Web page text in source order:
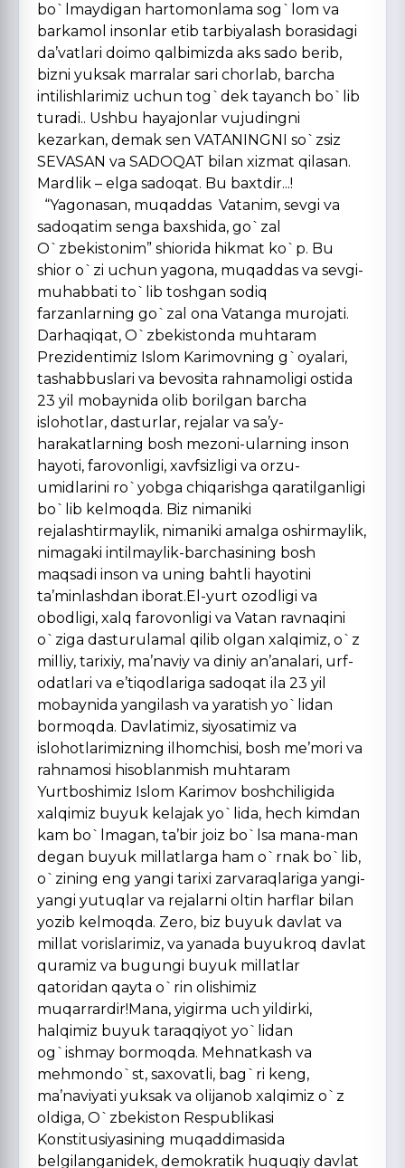
bo`lmaydigan hartomonlama sog`lom va
barkamol insonlar etib tarbiyalash borasidagi
da’vatlari doimo qalbimizda aks sado berib,
bizni yuksak marralar sari chorlab, barcha
intilishlarimiz uchun tog`dek tayanch bo`lib
turadi.. Ushbu hayajonlar vujudingni
kezarkan, demak sen VATANINGNI so`zsiz
SEVASAN va SADOQAT bilan xizmat qilasan.
Mardlik – elga sadoqat. Bu baxtdir...!
“Yagonasan, muqaddas Vatanim, sevgi va
sadoqatim senga baxshida, go`zal
O`zbekistonim” shiorida hikmat ko`p. Bu
shior o`zi uchun yagona, muqaddas va sevgi-
muhabbati to`lib toshgan sodiq
farzanlarning go`zal ona Vatanga murojati.
Darhaqiqat, O`zbekistonda muhtaram
Prezidentimiz Islom Karimovning g`oyalari,
tashabbuslari va bevosita rahnamoligi ostida
23 yil mobaynida olib borilgan barcha
islohotlar, dasturlar, rejalar va sa’y-
harakatlarning bosh mezoni-ularning inson
hayoti, farovonligi, xavfsizligi va orzu-
umidlarini ro`yobga chiqarishga qaratilganligi
bo`lib kelmoqda. Biz nimaniki
rejalashtirmaylik, nimaniki amalga oshirmaylik,
nimagaki intilmaylik-barchasining bosh
maqsadi inson va uning bahtli hayotini
ta’minlashdan iborat.El-yurt ozodligi va
obodligi, xalq farovonligi va Vatan ravnaqini
o`ziga dasturulamal qilib olgan xalqimiz, o`z
milliy, tarixiy, ma’naviy va diniy an’analari, urf-
odatlari va e’tiqodlariga sadoqat ila 23 yil
mobaynida yangilash va yaratish yo`lidan
bormoqda. Davlatimiz, siyosatimiz va
islohotlarimizning ilhomchisi, bosh me’mori va
rahnamosi hisoblanmish muhtaram
Yurtboshimiz Islom Karimov boshchiligida
xalqimiz buyuk kelajak yo`lida, hech kimdan
kam bo`lmagan, ta’bir joiz bo`lsa mana-man
degan buyuk millatlarga ham o`rnak bo`lib,
o`zining eng yangi tarixi zarvaraqlariga yangi-
yangi yutuqlar va rejalarni oltin harflar bilan
yozib kelmoqda. Zero, biz buyuk davlat va
millat vorislarimiz, va yanada buyukroq davlat
quramiz va bugungi buyuk millatlar
qatoridan qayta o`rin olishimiz
muqarrardir!Mana, yigirma uch yildirki,
halqimiz buyuk taraqqiyot yo`lidan
og`ishmay bormoqda. Mehnatkash va
mehmondo`st, saxovatli, bag`ri keng,
ma’naviyati yuksak va olijanob xalqimiz o`z
oldiga, O`zbekiston Respublikasi
Konstitusiyasining muqaddimasida
belgilanganidek, demokratik huquqiy davlat